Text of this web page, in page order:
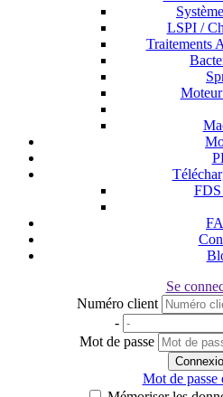
LSPI /
Traitements
FDS
Se
Numéro client
-
Mot de passe
Mot de passe